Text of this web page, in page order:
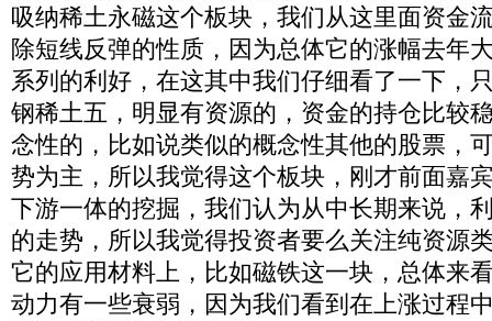
吸纳稀土永磁这个板块，我们从这里面资金
除短线反弹的性质，因为总体它的涨幅去年
系列的利好，在这其中我们仔细看了一下，
钢稀土五，明显有资源的，资金的持仓比较
念性的，比如说类似的概念性其他的股票，
势为主，所以我觉得这个板块，刚才前面嘉
下游一体的挖掘，我们认为从中长期来说，
的走势，所以我觉得投资者要么关注纯资源
它的应用材料上，比如磁铁这一块，总体来
动力有一些衰弱，因为我们看到在上涨过程